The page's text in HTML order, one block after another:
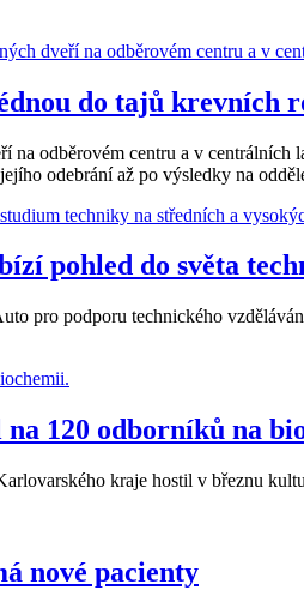
do tajů krevních
odběrovém centru a v
odebrání až po výsledky na
pohled do světa
pro podporu technického
120 odborníků na
kraje hostil v březnu
nové pacienty